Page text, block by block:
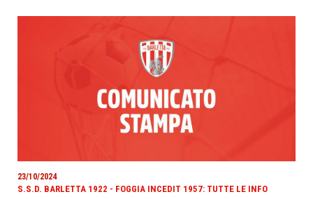
23/10/2024
S.S.D. BARLETTA 1922 - FOGGIA INCEDIT 1957: TUTTE LE INFO